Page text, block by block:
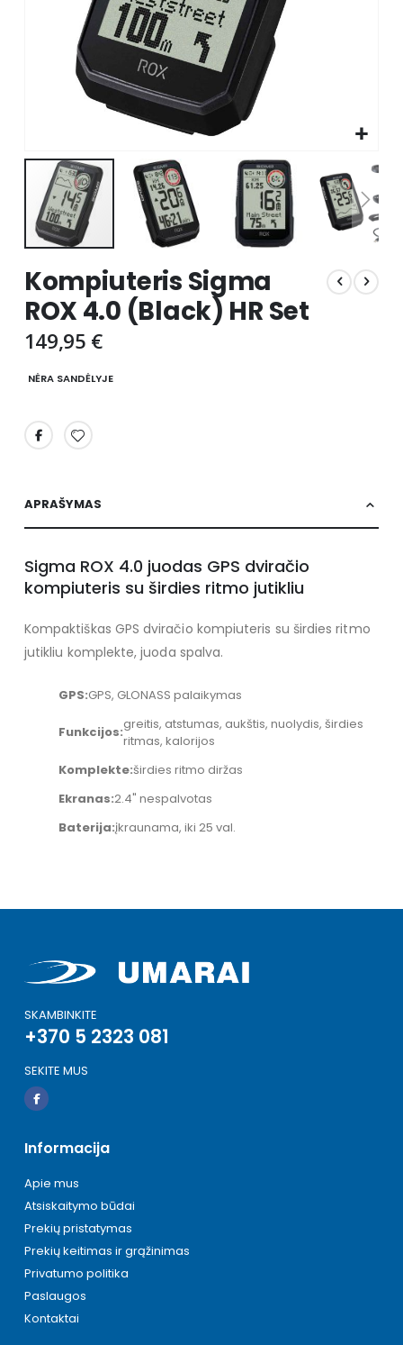
to
the
beginning
of
the
images
Kompiuteris Sigma
ROX 4.0 (Black) HR Set
149,95 €
NĖRA SANDĖLYJE
APRAŠYMAS
Sigma ROX 4.0 juodas GPS dviračio
kompiuteris su širdies ritmo jutikliu
Kompaktiškas GPS dviračio kompiuteris su širdies ritmo
jutikliu komplekte, juoda spalva.
GPS:GPS, GLONASS palaikymas
Funkcijos:greitis, atstumas, aukštis, nuolydis, širdies
ritmas, kalorijos
Komplekte:širdies ritmo diržas
Ekranas:2.4" nespalvotas
Baterija:įkraunama, iki 25 val.
SKAMBINKITE
+370 5 2323 081
SEKITE MUS
Informacija
Apie mus
Atsiskaitymo būdai
Prekių pristatymas
Prekių keitimas ir grąžinimas
Privatumo politika
Paslaugos
Kontaktai